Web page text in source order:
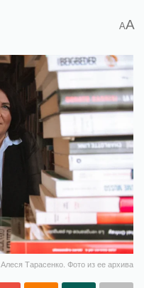
AA
Алеся Тарасенко. Фото из ее архива